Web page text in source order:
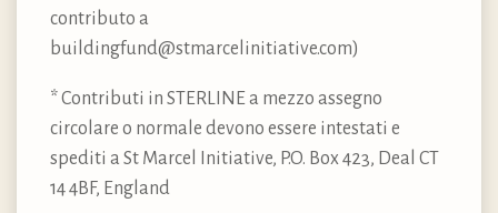
contributo a
buildingfund@stmarcelinitiative.com)
* Contributi in STERLINE a mezzo assegno
circolare o normale devono essere intestati e
spediti a St Marcel Initiative, P.O. Box 423, Deal CT
14 4BF, England